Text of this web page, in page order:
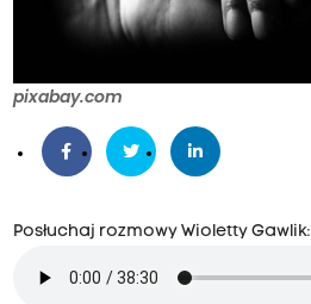
pixabay.com
Posłuchaj rozmowy Wioletty Gawlik: